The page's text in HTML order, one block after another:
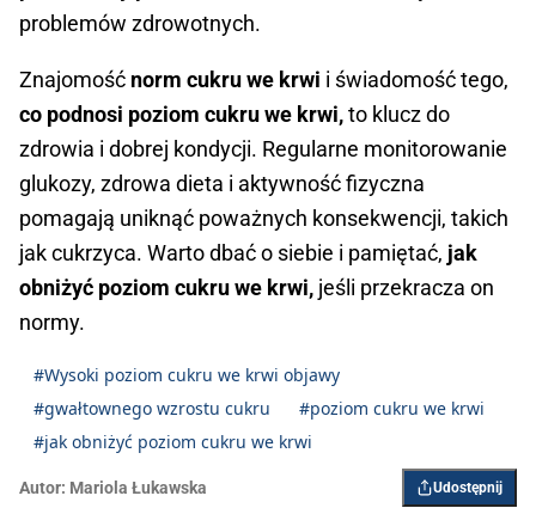
problemów zdrowotnych.
Znajomość norm cukru we krwi i świadomość tego,
co podnosi poziom cukru we krwi,to klucz do
zdrowia i dobrej kondycji. Regularne monitorowanie
glukozy, zdrowa dieta i aktywność fizyczna
pomagają uniknąć poważnych konsekwencji, takich
jak cukrzyca. Warto dbać o siebie i pamiętać, jak
obniżyć poziom cukru we krwi, jeśli przekracza on
normy.
#Wysoki poziom cukru we krwi objawy
#gwałtownego wzrostu cukru
#poziom cukru we krwi
#jak obniżyć poziom cukru we krwi
Autor: Mariola Łukawska Udostępnij